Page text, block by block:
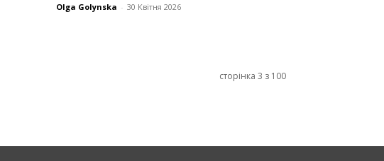
Olga Golynska - 30 Квітня 2026
сторінка 3 з 100